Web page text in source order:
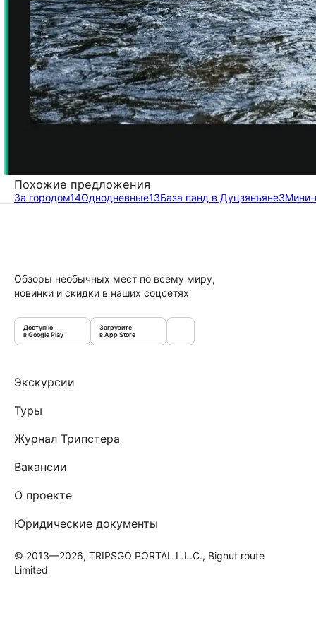
Похожие предложения
За городом14Однодневные13База панд в Дуцзянъяне3Мини-
Обзоры необычных мест по всему миру,
новинки и скидки в наших соцсетях
Доступно
в Google Play
Загрузите
в App Store
Экскурсии
Туры
Журнал Трипстера
Вакансии
О проекте
Юридические документы
© 2013—2026, TRIPSGO PORTAL L.L.C., Bignut route
Limited